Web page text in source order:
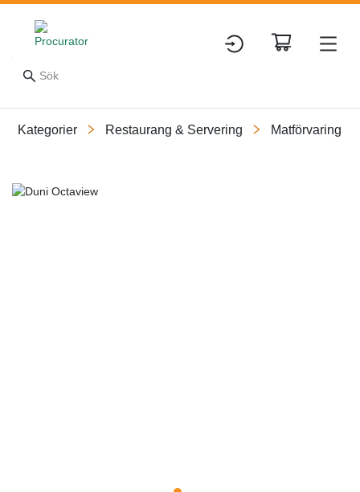
Kategorier Restaurang & Servering Matförvaring
Slide 1 of 1